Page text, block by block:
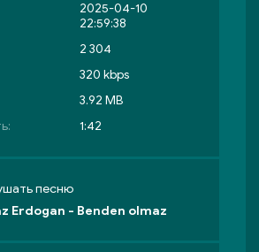
2025-04-10
22:59:38
2 304
320 kbps
3.92 MB
1:42
песню
Erdogan - Benden olmaz